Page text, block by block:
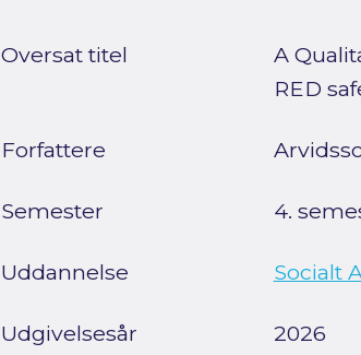
Oversat titel
A
RED
Forfattere
Semester 4.
Uddannelse Socialt
Udgivelsesår 2026